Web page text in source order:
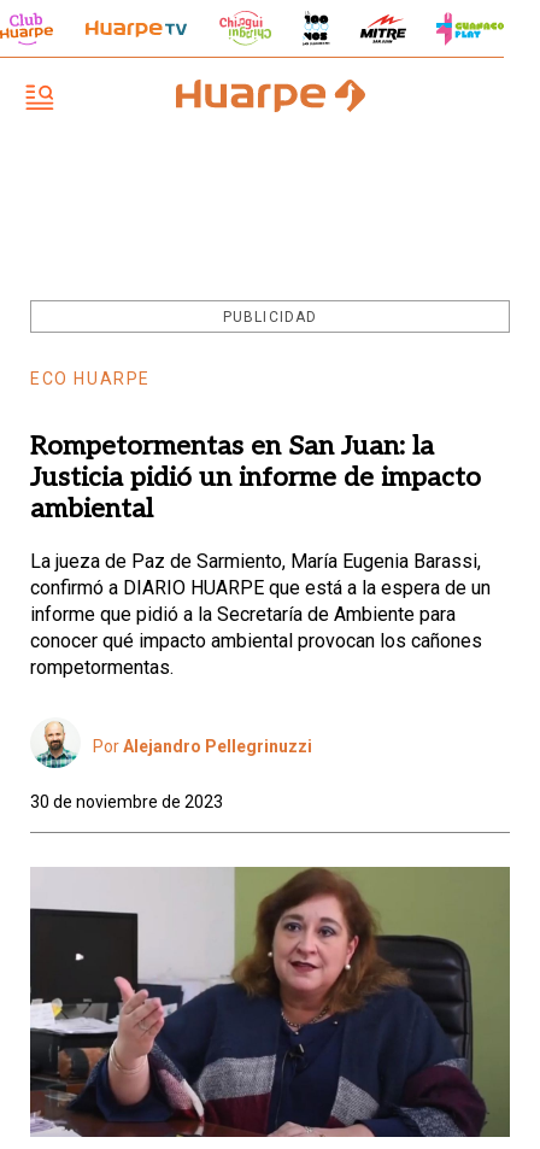
PUBLICIDAD
ECO HUARPE
Rompetormentas en San Juan: la
Justicia pidió un informe de impacto
ambiental
La jueza de Paz de Sarmiento, María Eugenia Barassi,
confirmó a DIARIO HUARPE que está a la espera de un
informe que pidió a la Secretaría de Ambiente para
conocer qué impacto ambiental provocan los cañones
rompetormentas.
PorAlejandro Pellegrinuzzi
30 de noviembre de 2023